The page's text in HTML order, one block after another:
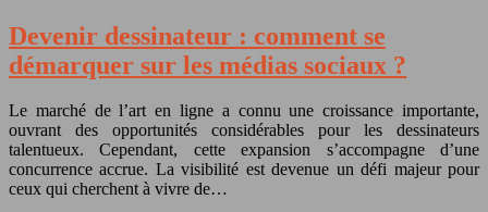
Devenir dessinateur : comment se
démarquer sur les médias sociaux ?
Le marché de l’art en ligne a connu une croissance importante,
ouvrant des opportunités considérables pour les dessinateurs
talentueux. Cependant, cette expansion s’accompagne d’une
concurrence accrue. La visibilité est devenue un défi majeur pour
ceux qui cherchent à vivre de…